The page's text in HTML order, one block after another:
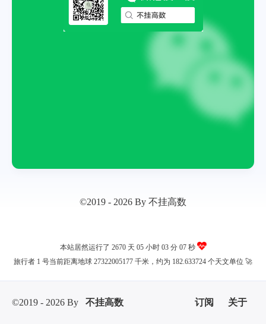
©2019 - 2026 By 不挂高数
本站居然运行了 2670 天 05 小时 03 分 07 秒
旅行者 1 号当前距离地球 27322005177 千米，约为 182.633724 个天文单位 🚀
©2019 - 2026 By 不挂高数 订阅 关于